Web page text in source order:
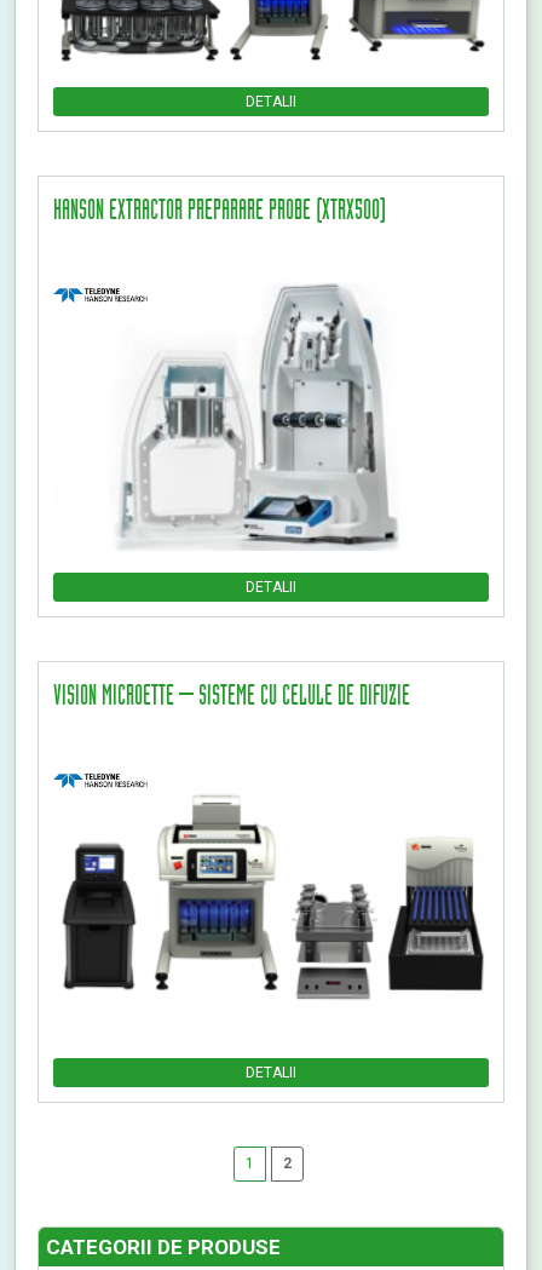
DETALII
HANSON EXTRACTOR PREPARARE PROBE (XTRX500)
DETALII
VISION MICROETTE – SISTEME CU CELULE DE DIFUZIE
DETALII
1 2
CATEGORII DE PRODUSE